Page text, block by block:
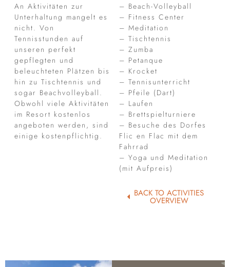
An Aktivitäten zur
Unterhaltung mangelt es
nicht. Von
Tennisstunden auf
unseren perfekt
gepflegten und
beleuchteten Plätzen bis
hin zu Tischtennis und
sogar Beachvolleyball.
Obwohl viele Aktivitäten
im Resort kostenlos
angeboten werden, sind
einige kostenpflichtig.
– Beach-Volleyball
– Fitness Center
– Meditation
– Tischtennis
– Zumba
– Petanque
– Krocket
– Tennisunterricht
– Pfeile (Dart)
– Laufen
– Brettspielturniere
– Besuche des Dorfes
Flic en Flac mit dem
Fahrrad
– Yoga und Meditation
(mit Aufpreis)
BACK TO ACTIVITIES
OVERVIEW